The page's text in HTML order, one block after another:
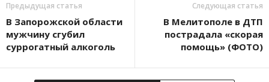
Предыдущая статья
В Запорожской области
мужчину сгубил
суррогатный алкоголь
Следующая статья
В Мелитополе в ДТП
пострадала «скорая
помощь» (ФОТО)